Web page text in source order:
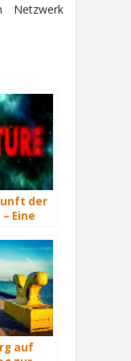
Netzwerk
der
Eine
auf